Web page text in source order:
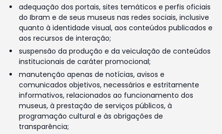
adequação dos portais, sites temáticos e perfis oficiais
do Ibram e de seus museus nas redes sociais, inclusive
quanto à identidade visual, aos conteúdos publicados e
aos recursos de interação;
suspensão da produção e da veiculação de conteúdos
institucionais de caráter promocional;
manutenção apenas de notícias, avisos e
comunicados objetivos, necessários e estritamente
informativos, relacionados ao funcionamento dos
museus, à prestação de serviços públicos, à
programação cultural e às obrigações de
transparência;